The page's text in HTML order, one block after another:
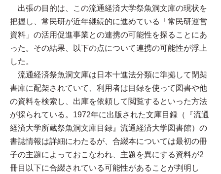
出張の目的は、この流通経済大学祭魚洞文庫の現状を
把握し、常民研が近年継続的に進めている「常民研運営
資料」の活用促進事業との連携の可能性を探ることにあ
った。その結果、以下の点について連携の可能性が浮上
した。
流通経済祭魚洞文庫は日本十進法分類に準拠して閉架
書庫に配架されていて、利用者は目録を使って図書や他
の資料を検索し、出庫を依頼して閲覧するといった方法
が採られている。1972年に出版された文庫目録（『流通
経済大学所蔵祭魚洞文庫目録』流通経済大学図書館）の
書誌情報は詳細にわたるが、合綴本については最初の冊
子の主題によっておこなわれ、主題を異にする資料が2
冊目以下に合綴されている可能性があることが判明し